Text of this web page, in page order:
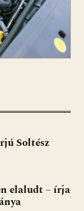
Soltész
elaludt – írja